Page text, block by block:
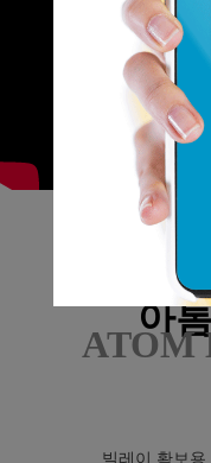
아
ATOM
빌레이 확보